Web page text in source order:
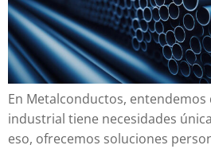
En Metalconductos,
industrial tiene necesidades
eso, ofrecemos soluciones